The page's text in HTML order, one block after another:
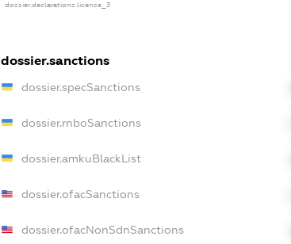
dossier.declarations.license_3
dossier.sanctions
dossier.specSanctions
dossier.rnboSanctions
dossier.amkuBlackList
dossier.ofacSanctions
dossier.ofacNonSdnSanctions